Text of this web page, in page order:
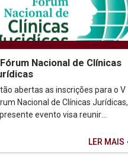
Nacional de Clínicas
abertas as inscrições para o V
Nacional de Clínicas Jurídicas,
evento visa reunir
LER MAIS